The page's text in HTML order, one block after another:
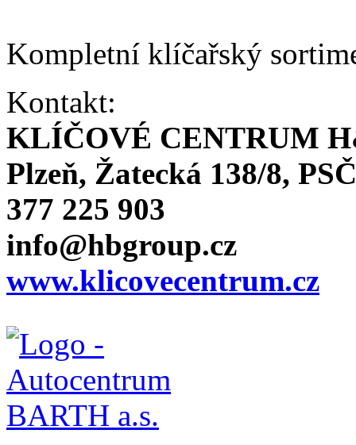
Kompletní klíčařský
Kontakt:
KLÍČOVÉ CENTRUM
Plzeň, Žatecká 138/8,
377 225 903
info@hbgroup.cz
www.klicovecentrum.cz